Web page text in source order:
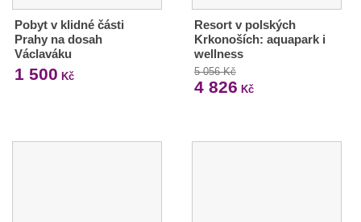
Pobyt v klidné části
Prahy na dosah
Václaváku
1 500 Kč
Resort v polských
Krkonoších: aquapark i
wellness
5 056 Kč
4 826 Kč